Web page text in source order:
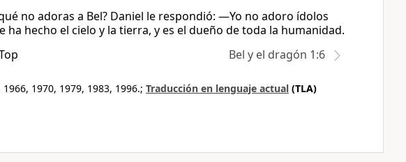
no adoras a Bel? Daniel le respondió: —Yo no adoro ídolos
hecho el cielo y la tierra, y es el dueño de toda la humanidad.
Bel y el dragón 1:6
1970, 1979, 1983, 1996.; Traducción en lenguaje actual (TLA)